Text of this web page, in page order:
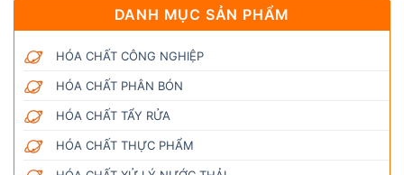
DANH MỤC SẢN PHẨM
HÓA CHẤT CÔNG NGHIỆP
HÓA CHẤT PHÂN BÓN
HÓA CHẤT TẨY RỬA
HÓA CHẤT THỰC PHẨM